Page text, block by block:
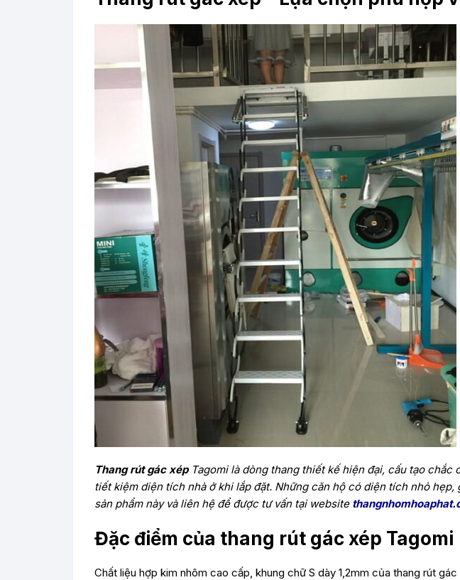
Thang rút gác xépTagomi là dòng thang thiết kế hiện đại, cấu tạo chắc
tiết kiệm diện tích nhà ở khi lắp đặt. Những căn hộ có diện tích nhỏ
sản phẩm này và liên hệ để được tư vấn tại website
Đặc điểm của thang rút gác xép Tagomi
Chất liệu hợp kim nhôm cao cấp, khung chữ S dày 1,2mm của thang rút